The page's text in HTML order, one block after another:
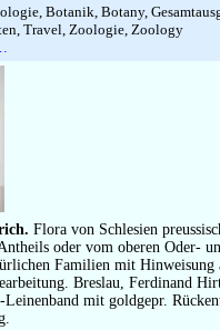
Botanik, Botany,
Travel, Zoologie, Zoology
Flora von Schlesien
oder vom oberen Oder-
Familien mit Hinweisung
Breslau, Ferdinand
mit goldgepr.